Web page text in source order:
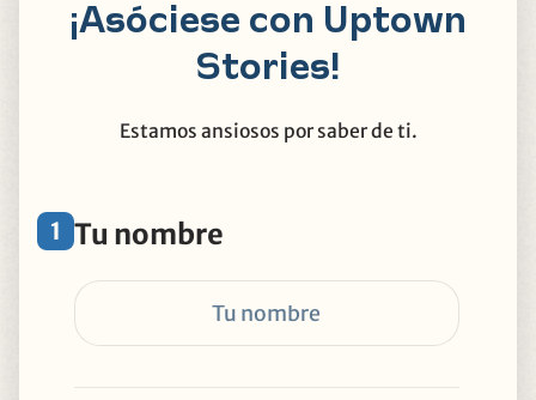
¡Asóciese con Uptown
Stories!
Estamos ansiosos por saber de ti.
1 Tu nombre